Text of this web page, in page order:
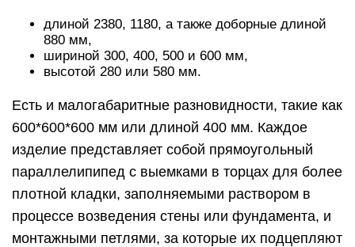
длиной 2380, 1180, а также доборные длиной
880 мм,
шириной 300, 400, 500 и 600 мм,
высотой 280 или 580 мм.
Есть и малогабаритные разновидности, такие как
600*600*600 мм или длиной 400 мм. Каждое
изделие представляет собой прямоугольный
параллелипипед с выемками в торцах для более
плотной кладки, заполняемыми раствором в
процессе возведения стены или фундамента, и
монтажными петлями, за которые их подцепляют